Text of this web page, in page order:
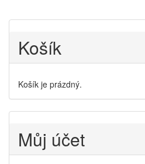
Košík
Košík je prázdný.
Můj účet